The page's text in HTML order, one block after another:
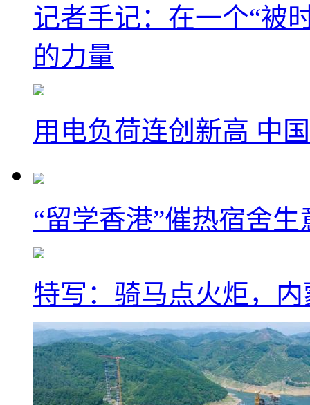
记者手记：在一个“被
的力量
用电负荷连创新高 中
“留学香港”催热宿舍
特写：骑马点火炬，